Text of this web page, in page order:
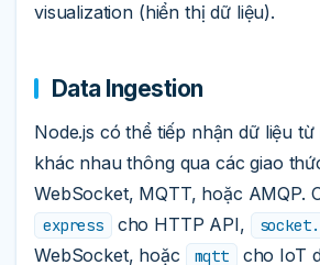
visualization (hiển thị dữ liệu).
Data Ingestion
Node.js có thể tiếp nhận dữ liệu
khác nhau thông qua các giao
WebSocket, MQTT, hoặc AMQP.
express cho HTTP API,
WebSocket, hoặc
mqtt
cho IoT